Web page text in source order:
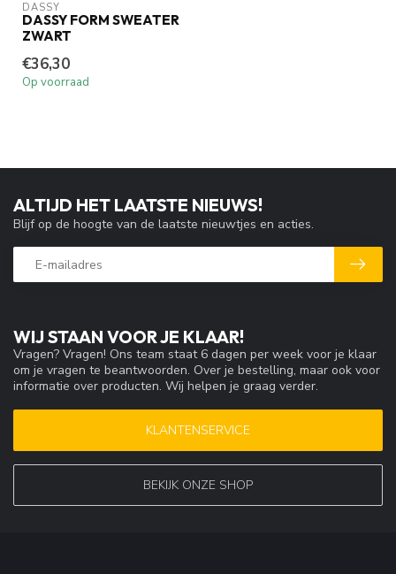
DASSY
DASSY FORM SWEATER
ZWART
€36,30
Op voorraad
WIJ STAAN VOOR JE KLAAR!
Vragen? Vragen! Ons team staat 6 dagen per week voor je klaar
om je vragen te beantwoorden. Over je bestelling, maar ook voor
informatie over producten. Wij helpen je graag verder.
KLANTENSERVICE
BEKIJK ONZE SHOP
ALTIJD HET LAATSTE NIEUWS!
Blijf op de hoogte van de laatste nieuwtjes en acties.